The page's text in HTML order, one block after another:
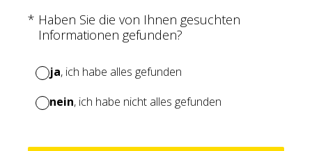
* Haben Sie die von Ihnen gesuchten
Informationen gefunden?
(Erforderlich.)
ja, ich habe alles gefunden
nein, ich habe nicht alles gefunden